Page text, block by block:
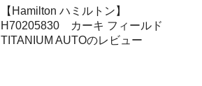
【Hamilton ハミルトン】
H70205830 カーキ フィールド
TITANIUM AUTOのレビュー